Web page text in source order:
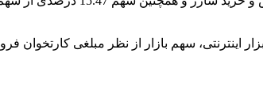
سهم بازار از نظر مبلغی کارتخوان